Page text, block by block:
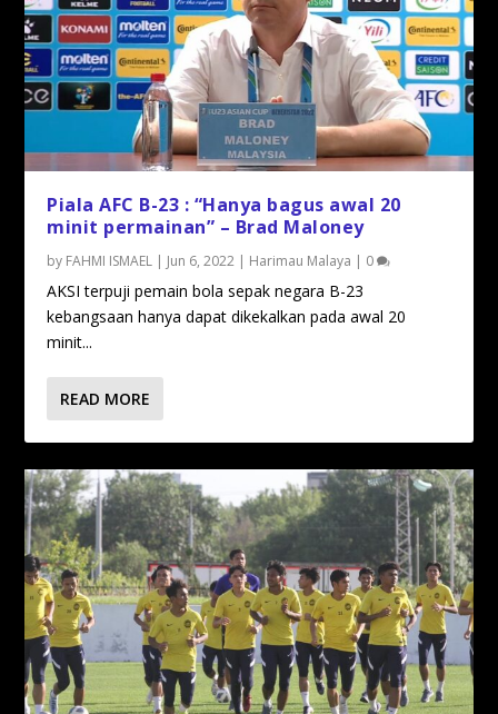
Piala AFC B-23 : “Hanya bagus awal 20
minit permainan” – Brad Maloney
by FAHMI ISMAEL | Jun 6, 2022 | Harimau Malaya | 0
AKSI terpuji pemain bola sepak negara B-23
kebangsaan hanya dapat dikekalkan pada awal 20
minit...
READ MORE